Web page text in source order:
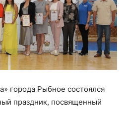
города Рыбное состоялся
праздник, посвященный